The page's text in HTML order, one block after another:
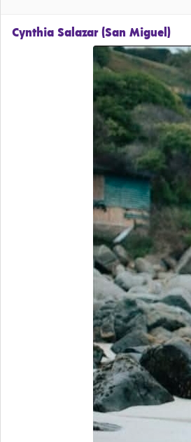
Cynthia Salazar (San Miguel)